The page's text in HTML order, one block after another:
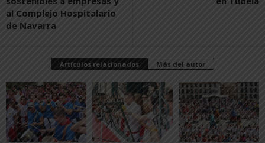
al Complejo Hospitalario
de Navarra
Artículos relacionados Más del autor